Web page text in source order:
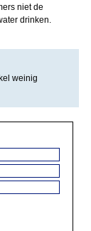
niet de
drinken.
weinig